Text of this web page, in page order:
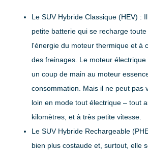
Le SUV Hybride Classique (HEV) :
petite batterie qui se recharge
l'énergie du moteur thermique et à
des freinages. Le moteur
un coup de main au moteur
consommation. Mais il ne peut pas
loin en mode tout électrique – tout
kilomètres, et à très petite vitesse.
Le SUV Hybride Rechargeable
bien plus costaude et, surtout, elle